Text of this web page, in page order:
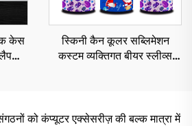
केस
स्किनी कैन कूलर सब्लिमेशन
कस्टम व्यक्तिगत बीयर स्लीव्स
को कंप्यूटर एक्सेसरीज़ की बल्क मात्रा में